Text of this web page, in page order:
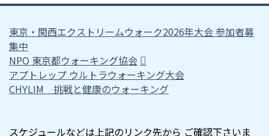
東京・関西エクストリームウォーク2026年大会 参加者募
集中
NPO 東京都ウォーキング協会
アプトレップ ウルトラウォーキング大会
CHYLIM 挑戦と健康のウォーキング
スケジュールなどは上記のリンク先から ご確認下さいま